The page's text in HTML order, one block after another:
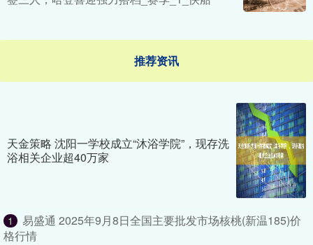
推荐资讯
天金策略 沈阳一学校成立“沐浴学院”，现存洗
浴相关企业超40万家
1
易盛通 2025年9月8日全国主要批发市场核桃(新温185)价
格行情